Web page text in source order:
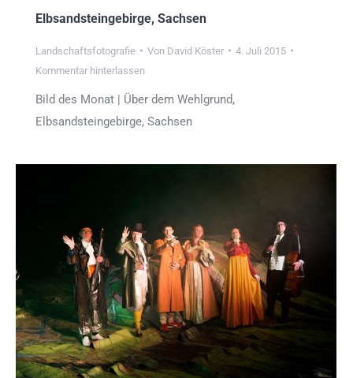
Elbsandsteingebirge, Sachsen
Landschaftsfotografie Von David Köster
4. Juli 2015
Kommentar hinterlassen
Bild des Monat | Über dem Wehlgrund,
Elbsandsteingebirge, Sachsen